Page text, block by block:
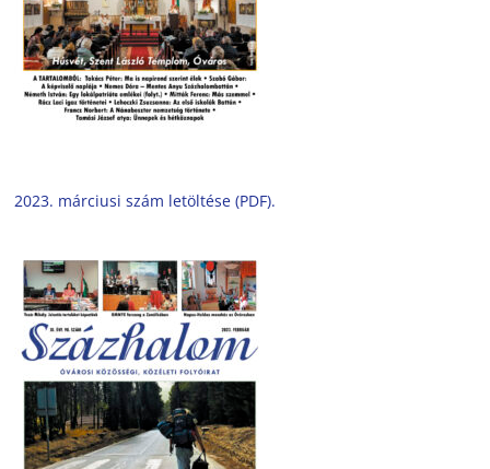
2023. márciusi szám letöltése (PDF).